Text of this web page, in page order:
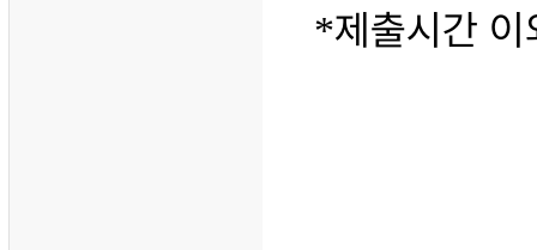
*제출시간